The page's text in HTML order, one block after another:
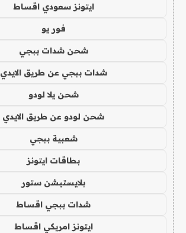
ايتونز سعودي اقساط
فور يو
شحن شدات ببجي
شدات ببجي عن طريق الايدي
شحن يلا لودو
شحن لودو عن طريق الايدي
شعبية ببجي
بطاقات ايتونز
بلايستيشن ستور
شدات ببجي اقساط
ايتونز امريكي اقساط